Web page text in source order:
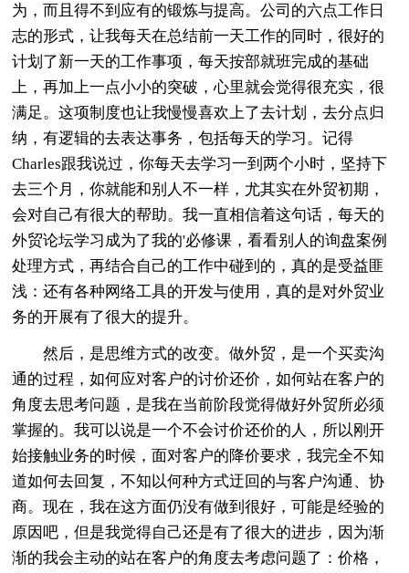
为，而且得不到应有的锻炼与提高。公司的六点工作日
志的形式，让我每天在总结前一天工作的同时，很好的
计划了新一天的工作事项，每天按部就班完成的基础
上，再加上一点小小的突破，心里就会觉得很充实，很
满足。这项制度也让我慢慢喜欢上了去计划，去分点归
纳，有逻辑的去表达事务，包括每天的学习。记得
Charles跟我说过，你每天去学习一到两个小时，坚持下
去三个月，你就能和别人不一样，尤其实在外贸初期，
会对自己有很大的帮助。我一直相信着这句话，每天的
外贸论坛学习成为了我的'必修课，看看别人的询盘案例
处理方式，再结合自己的工作中碰到的，真的是受益匪
浅：还有各种网络工具的开发与使用，真的是对外贸业
务的开展有了很大的提升。
然后，是思维方式的改变。做外贸，是一个买卖沟
通的过程，如何应对客户的讨价还价，如何站在客户的
角度去思考问题，是我在当前阶段觉得做好外贸所必须
掌握的。我可以说是一个不会讨价还价的人，所以刚开
始接触业务的时候，面对客户的降价要求，我完全不知
道如何去回复，不知以何种方式迂回的与客户沟通、协
商。现在，我在这方面仍没有做到很好，可能是经验的
原因吧，但是我觉得自己还是有了很大的进步，因为渐
渐的我会主动的站在客户的角度去考虑问题了：价格，